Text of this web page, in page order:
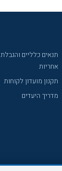
תנאים כלליים והגבלת
אחריות
תקנון מועדון לקוחות
מדריך היעדים